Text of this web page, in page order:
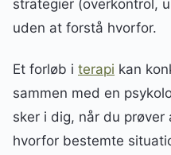
strategier (overkontrol,
uden at forstå hvorfor.
Et forløb i terapi kan
sammen med en
sker i dig, når du prøver
hvorfor bestemte